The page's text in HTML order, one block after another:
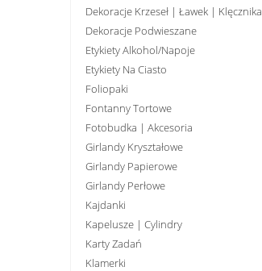
Dekoracje Krzeseł | Ławek | Klęcznika
Dekoracje Podwieszane
Etykiety Alkohol/Napoje
Etykiety Na Ciasto
Foliopaki
Fontanny Tortowe
Fotobudka | Akcesoria
Girlandy Kryształowe
Girlandy Papierowe
Girlandy Perłowe
Kajdanki
Kapelusze | Cylindry
Karty Zadań
Klamerki